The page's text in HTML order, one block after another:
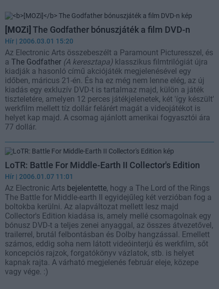
[MOZi] The Godfather bónuszjáték a film DVD-n
Hír | 2006.03.01 15:20
Az Electronic Arts összebeszélt a Paramount Picturesszel, és
a The Godfather (A keresztapa) klasszikus filmtrilógiát újra
kiadják a hasonló című akciójáték megjelenésével egy
időben, máricus 21-én. És ha ez még nem lenne elég, az új
kiadás egy exkluzív DVD-t is tartalmaz majd, külön a játék
tiszteletére, amelyen 12 perces játékjelenetek, két 'így készült'
werkfilm mellett tíz dollár felárért magát a videojátékot is
helyet kap majd. A csomag ajánlott amerikai fogyasztói ára
77 dollár.
LoTR: Battle For Middle-Earth II Collector's Edition
Hír | 2006.01.07 11:01
Az Electronic Arts bejelentette, hogy a The Lord of the Rings
The Battle for Middle-earth II egyidejűleg két verzióban fog a
boltokba kerülni. Az alapváltozat mellett lesz majd
Collector's Edition kiadása is, amely mellé csomagolnak egy
bónusz DVD-t a teljes zenei anyaggal, az összes átvezetővel,
trailerrel, brutál felbontásban és Dolby hangzással. Emellett
számos, eddig soha nem látott videóinterjú és werkfilm, sőt
koncepciós rajzok, forgatókönyv vázlatok, stb. is helyet
kapnak rajta. A várható megjelenés február eleje, közepe
vagy vége. :)